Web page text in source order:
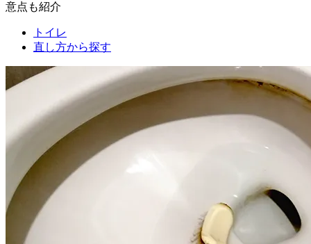
意点も紹介
トイレ
直し方から探す